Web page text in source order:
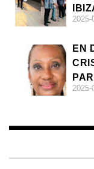
2025-
EN
2025-